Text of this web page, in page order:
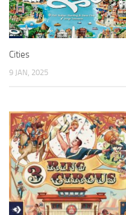
Cities
9 JAN, 2025